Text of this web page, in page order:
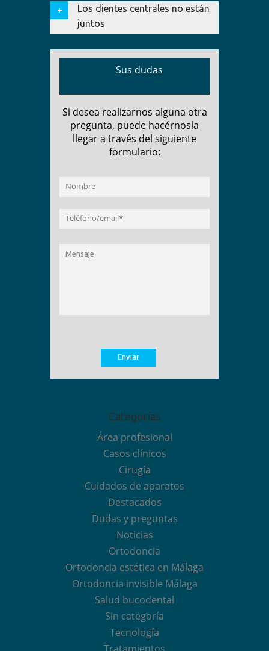
Los dientes centrales no están
juntos
Sus dudas
Si desea realizarnos alguna otra
pregunta, puede hacérnosla
llegar a través del siguiente
formulario:
Categorías
Área profesional
Casos clínicos
Cirugía
Cuidados de aparatos
Destacados
Dudas y preguntas
Noticias
Ortodoncia
Ortodoncia estética en Málaga
Ortodoncia invisible Málaga
Salud bucodental
Sin categoría
Tecnología